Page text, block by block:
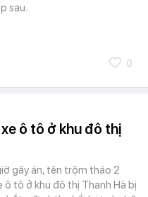
sau.
0
ô tô ở khu đô thị
gây án, tên trộm tháo 2
ô tô ở khu đô thị Thanh Hà bị